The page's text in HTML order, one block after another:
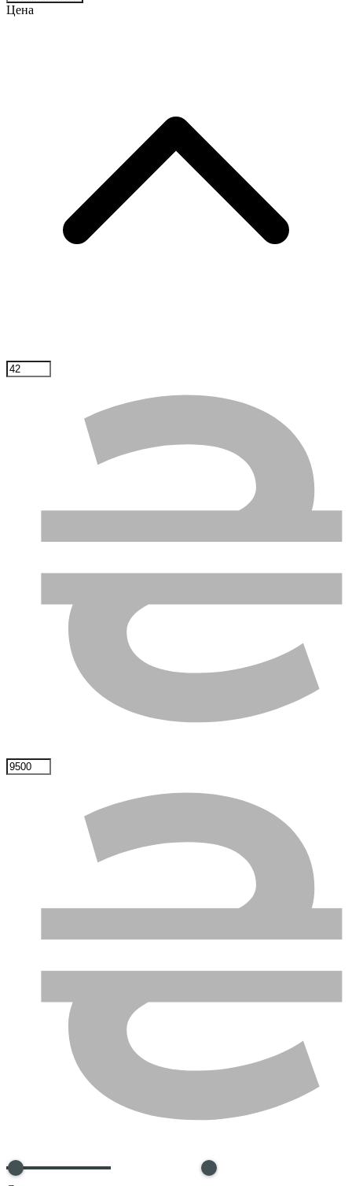
Цена